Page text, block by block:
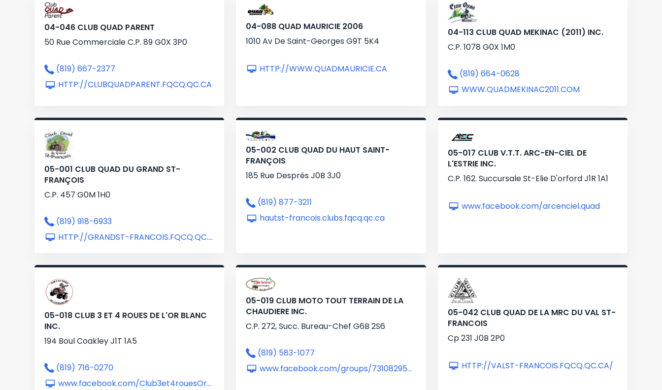
04-046 CLUB QUAD PARENT
50 Rue Commerciale C.P. 89 G0X 3P0
(819) 667-2377
HTTP://CLUBQUADPARENT.FQCQ.QC.CA
04-088 QUAD MAURICIE 2006
1010 Av De Saint-Georges G9T 5K4
HTTP://WWW.QUADMAURICIE.CA
04-113 CLUB QUAD MEKINAC (2011) INC.
C.P. 1078 G0X 1M0
(819) 664-0628
WWW.QUADMEKINAC2011.COM
05-001 CLUB QUAD DU GRAND ST-
FRANÇOIS
C.P. 457 G0M 1H0
(819) 918-6933
HTTP://GRANDST-FRANCOIS.FQCQ.QC.CA
05-002 CLUB QUAD DU HAUT SAINT-
FRANÇOIS
185 Rue Després J0B 3J0
(819) 877-3211
hautst-francois.clubs.fqcq.qc.ca
05-017 CLUB V.T.T. ARC-EN-CIEL DE
L'ESTRIE INC.
C.P. 162. Succursale St-Elie D'orford J1R 1A1
www.facebook.com/arcenciel.quad
05-018 CLUB 3 ET 4 ROUES DE L'OR BLANC
INC.
194 Boul Coakley J1T 1A5
(819) 716-0270
www.facebook.com/Club3et4rouesOrBlanc
05-019 CLUB MOTO TOUT TERRAIN DE LA
CHAUDIERE INC.
C.P. 272, Succ. Bureau-Chef G6B 2S6
(819) 583-1077
www.facebook.com/groups/731082957502516/
05-042 CLUB QUAD DE LA MRC DU VAL ST-
FRANCOIS
Cp 231 J0B 2P0
HTTP://VALST-FRANCOIS.FQCQ.QC.CA/